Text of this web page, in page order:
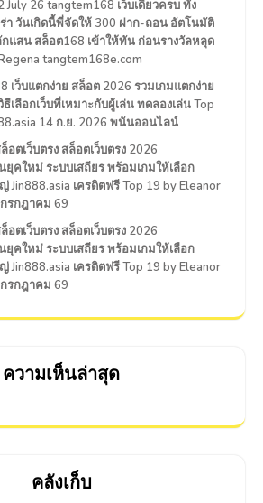
July 26 tangtem168 เว็บเดียวครบ ทั้ง
า วันเกิดนี้พี่จัดให้ 300 ฝาก-ถอน อัตโนมัติ
แสน สล็อต168 เข้าให้ทัน ก่อนรางวัลหลุด
tangtem168e.com
เว็บแตกง่าย สล็อต 2026 รวมเกมแตกง่าย
ธีเลือกเว็บที่เหมาะกับผู้เล่น ทดลองเล่น Top
14 ก.ย. 2026 พนันออนไลน์
ตเว็บตรง สล็อตเว็บตรง 2026
คใหม่ ระบบเสถียร พร้อมเกมให้เลือก
Jin888.asia เครดิตฟรี Top 19 by Eleanor
รกฎาคม 69
ตเว็บตรง สล็อตเว็บตรง 2026
คใหม่ ระบบเสถียร พร้อมเกมให้เลือก
Jin888.asia เครดิตฟรี Top 19 by Eleanor
รกฎาคม 69
ความเห็นล่าสุด
คลังเก็บ